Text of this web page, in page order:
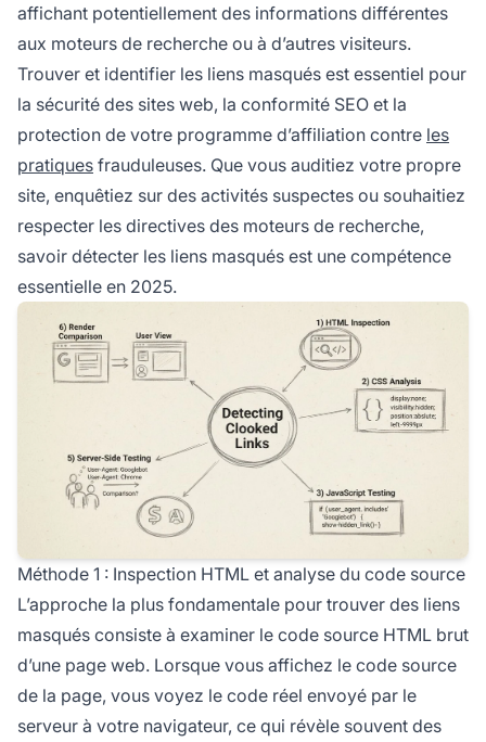
affichant potentiellement des informations différentes
aux moteurs de recherche ou à d’autres visiteurs.
Trouver et identifier les liens masqués est essentiel pour
la sécurité des sites web, la conformité SEO et la
protection de votre programme d’affiliation contre les
pratiques frauduleuses. Que vous auditiez votre propre
site, enquêtiez sur des activités suspectes ou souhaitiez
respecter les directives des moteurs de recherche,
savoir détecter les liens masqués est une compétence
essentielle en 2025.
Méthode 1 : Inspection HTML et analyse du code source
L’approche la plus fondamentale pour trouver des liens
masqués consiste à examiner le code source HTML brut
d’une page web. Lorsque vous affichez le code source
de la page, vous voyez le code réel envoyé par le
serveur à votre navigateur, ce qui révèle souvent des